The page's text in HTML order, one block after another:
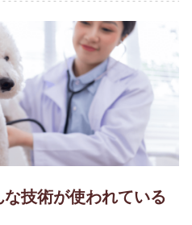
技術が使われている